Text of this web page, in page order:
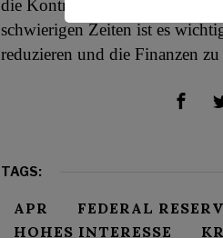
die Kontrolle über ihre
schwierigen Zeiten ist es
reduzieren und die Finanzen
TAGS:
APR FEDERAL
HOHES INTERESSE